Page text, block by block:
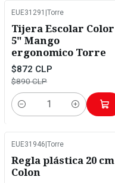
EUE31291 Torre
Tijera Escolar Color
5" Mango
ergonomico Torre
$872 CLP
$890 CLP
Cantidad
EUE31946 Torre
Regla plástica 20 cm
Colon